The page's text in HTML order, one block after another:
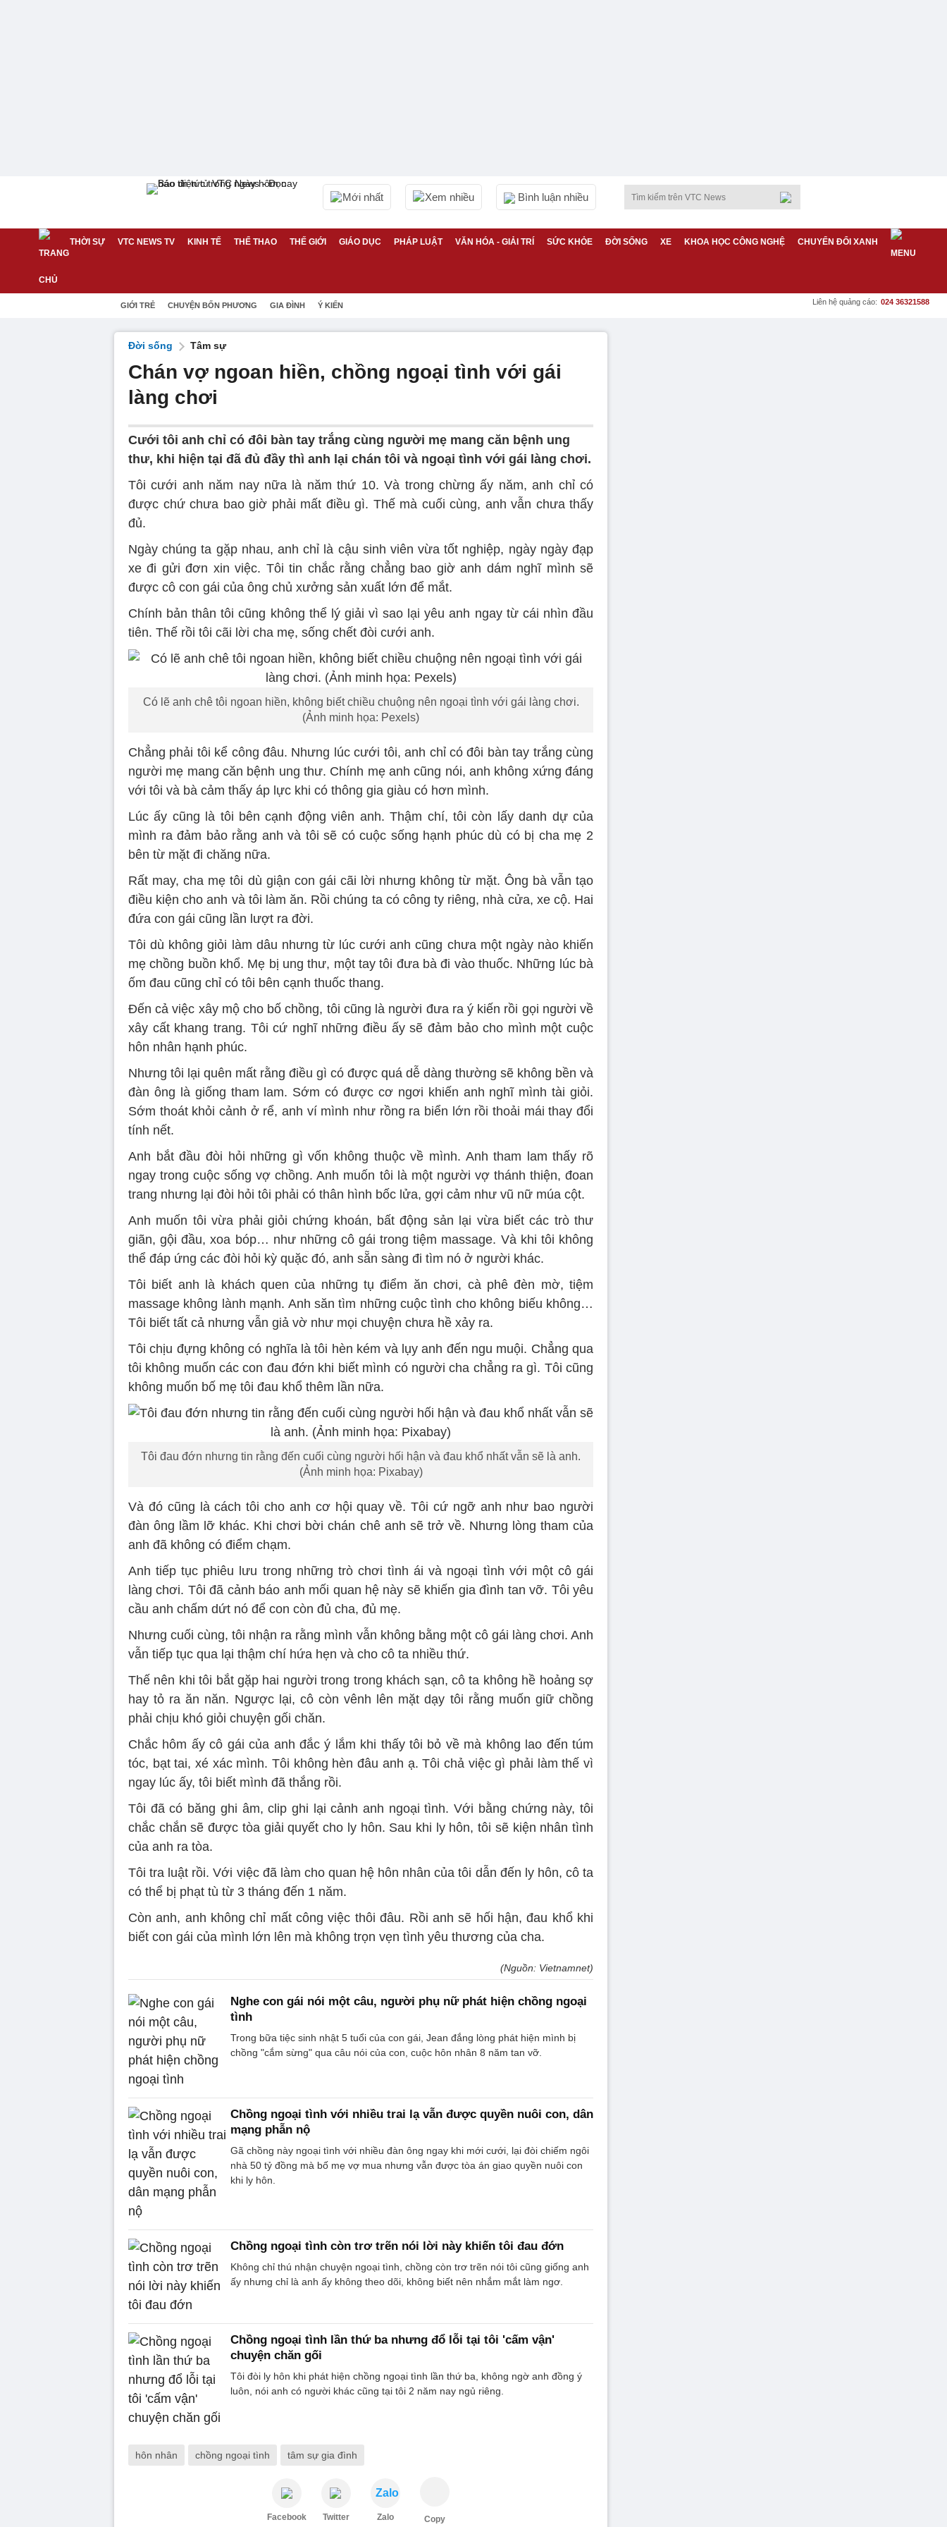
Mới nhất Xem nhiều Bình luận nhiều
THỜI SỰ VTC NEWS TV KINH TẾ THỂ THAO THẾ GIỚI GIÁO DỤC PHÁP LUẬT VĂN HÓA - GIẢI TRÍ SỨC KHỎE ĐỜI SỐNG XE KHOA HỌC CÔNG NGHỆ CHUYỂN ĐỔI XANH
GIỚI TRẺ CHUYỆN BỐN PHƯƠNG GIA ĐÌNH Ý KIẾN Liên hệ quảng cáo: 024 36321588
Đời sống Tâm sự
Chán vợ ngoan hiền, chồng ngoại tình với gái
làng chơi
Cưới tôi anh chỉ có đôi bàn tay trắng cùng người mẹ mang căn bệnh ung
thư, khi hiện tại đã đủ đầy thì anh lại chán tôi và ngoại tình với gái làng chơi.
Tôi cưới anh năm nay nữa là năm thứ 10. Và trong chừng ấy năm, anh chỉ có
được chứ chưa bao giờ phải mất điều gì. Thế mà cuối cùng, anh vẫn chưa thấy
đủ.
Ngày chúng ta gặp nhau, anh chỉ là cậu sinh viên vừa tốt nghiệp, ngày ngày đạp
xe đi gửi đơn xin việc. Tôi tin chắc rằng chẳng bao giờ anh dám nghĩ mình sẽ
được cô con gái của ông chủ xưởng sản xuất lớn để mắt.
Chính bản thân tôi cũng không thể lý giải vì sao lại yêu anh ngay từ cái nhìn đầu
tiên. Thế rồi tôi cãi lời cha mẹ, sống chết đòi cưới anh.
Có lẽ anh chê tôi ngoan hiền, không biết chiều chuộng nên ngoại tình với gái làng chơi.
(Ảnh minh họa: Pexels)
Chẳng phải tôi kể công đâu. Nhưng lúc cưới tôi, anh chỉ có đôi bàn tay trắng cùng
người mẹ mang căn bệnh ung thư. Chính mẹ anh cũng nói, anh không xứng đáng
với tôi và bà cảm thấy áp lực khi có thông gia giàu có hơn mình.
Lúc ấy cũng là tôi bên cạnh động viên anh. Thậm chí, tôi còn lấy danh dự của
mình ra đảm bảo rằng anh và tôi sẽ có cuộc sống hạnh phúc dù có bị cha mẹ 2
bên từ mặt đi chăng nữa.
Rất may, cha mẹ tôi dù giận con gái cãi lời nhưng không từ mặt. Ông bà vẫn tạo
điều kiện cho anh và tôi làm ăn. Rồi chúng ta có công ty riêng, nhà cửa, xe cộ. Hai
đứa con gái cũng lần lượt ra đời.
Tôi dù không giỏi làm dâu nhưng từ lúc cưới anh cũng chưa một ngày nào khiến
mẹ chồng buồn khổ. Mẹ bị ung thư, một tay tôi đưa bà đi vào thuốc. Những lúc bà
ốm đau cũng chỉ có tôi bên cạnh thuốc thang.
Đến cả việc xây mộ cho bố chồng, tôi cũng là người đưa ra ý kiến rồi gọi người về
xây cất khang trang. Tôi cứ nghĩ những điều ấy sẽ đảm bảo cho mình một cuộc
hôn nhân hạnh phúc.
Nhưng tôi lại quên mất rằng điều gì có được quá dễ dàng thường sẽ không bền và
đàn ông là giống tham lam. Sớm có được cơ ngơi khiến anh nghĩ mình tài giỏi.
Sớm thoát khỏi cảnh ở rể, anh ví mình như rồng ra biển lớn rồi thoải mái thay đổi
tính nết.
Anh bắt đầu đòi hỏi những gì vốn không thuộc về mình. Anh tham lam thấy rõ
ngay trong cuộc sống vợ chồng. Anh muốn tôi là một người vợ thánh thiện, đoan
trang nhưng lại đòi hỏi tôi phải có thân hình bốc lửa, gợi cảm như vũ nữ múa cột.
Anh muốn tôi vừa phải giỏi chứng khoán, bất động sản lại vừa biết các trò thư
giãn, gội đầu, xoa bóp… như những cô gái trong tiệm massage. Và khi tôi không
thể đáp ứng các đòi hỏi kỳ quặc đó, anh sẵn sàng đi tìm nó ở người khác.
Tôi biết anh là khách quen của những tụ điểm ăn chơi, cà phê đèn mờ, tiệm
massage không lành mạnh. Anh săn tìm những cuộc tình cho không biếu không…
Tôi biết tất cả nhưng vẫn giả vờ như mọi chuyện chưa hề xảy ra.
Tôi chịu đựng không có nghĩa là tôi hèn kém và lụy anh đến ngu muội. Chẳng qua
tôi không muốn các con đau đớn khi biết mình có người cha chẳng ra gì. Tôi cũng
không muốn bố mẹ tôi đau khổ thêm lần nữa.
Tôi đau đớn nhưng tin rằng đến cuối cùng người hối hận và đau khổ nhất vẫn sẽ là anh.
(Ảnh minh họa: Pixabay)
Và đó cũng là cách tôi cho anh cơ hội quay về. Tôi cứ ngỡ anh như bao người
đàn ông lầm lỡ khác. Khi chơi bời chán chê anh sẽ trở về. Nhưng lòng tham của
anh đã không có điểm chạm.
Anh tiếp tục phiêu lưu trong những trò chơi tình ái và ngoại tình với một cô gái
làng chơi. Tôi đã cảnh báo anh mối quan hệ này sẽ khiến gia đình tan vỡ. Tôi yêu
cầu anh chấm dứt nó để con còn đủ cha, đủ mẹ.
Nhưng cuối cùng, tôi nhận ra rằng mình vẫn không bằng một cô gái làng chơi. Anh
vẫn tiếp tục qua lại thậm chí hứa hẹn và cho cô ta nhiều thứ.
Thế nên khi tôi bắt gặp hai người trong trong khách sạn, cô ta không hề hoảng sợ
hay tỏ ra ăn năn. Ngược lại, cô còn vênh lên mặt dạy tôi rằng muốn giữ chồng
phải chịu khó giỏi chuyện gối chăn.
Chắc hôm ấy cô gái của anh đắc ý lắm khi thấy tôi bỏ về mà không lao đến túm
tóc, bạt tai, xé xác mình. Tôi không hèn đâu anh ạ. Tôi chả việc gì phải làm thế vì
ngay lúc ấy, tôi biết mình đã thắng rồi.
Tôi đã có băng ghi âm, clip ghi lại cảnh anh ngoại tình. Với bằng chứng này, tôi
chắc chắn sẽ được tòa giải quyết cho ly hôn. Sau khi ly hôn, tôi sẽ kiện nhân tình
của anh ra tòa.
Tôi tra luật rồi. Với việc đã làm cho quan hệ hôn nhân của tôi dẫn đến ly hôn, cô ta
có thể bị phạt tù từ 3 tháng đến 1 năm.
Còn anh, anh không chỉ mất công việc thôi đâu. Rồi anh sẽ hối hận, đau khổ khi
biết con gái của mình lớn lên mà không trọn vẹn tình yêu thương của cha.
(Nguồn: Vietnamnet)
Nghe con gái nói một câu, người phụ nữ phát hiện chồng ngoại
tình
Trong bữa tiệc sinh nhật 5 tuổi của con gái, Jean đắng lòng phát hiện mình bị
chồng "cắm sừng" qua câu nói của con, cuộc hôn nhân 8 năm tan vỡ.
Chồng ngoại tình với nhiều trai lạ vẫn được quyền nuôi con, dân
mạng phẫn nộ
Gã chồng này ngoại tình với nhiều đàn ông ngay khi mới cưới, lại đòi chiếm ngôi
nhà 50 tỷ đồng mà bố mẹ vợ mua nhưng vẫn được tòa án giao quyền nuôi con
khi ly hôn.
Chồng ngoại tình còn trơ trẽn nói lời này khiến tôi đau đớn
Không chỉ thú nhận chuyện ngoại tình, chồng còn trơ trẽn nói tôi cũng giống anh
ấy nhưng chỉ là anh ấy không theo dõi, không biết nên nhắm mắt làm ngơ.
Chồng ngoại tình lần thứ ba nhưng đổ lỗi tại tôi 'cấm vận'
chuyện chăn gối
Tôi đòi ly hôn khi phát hiện chồng ngoại tình lần thứ ba, không ngờ anh đồng ý
luôn, nói anh có người khác cũng tại tôi 2 năm nay ngủ riêng.
hôn nhân chồng ngoại tình tâm sự gia đình
Facebook Twitter
Zalo
Zalo Copy